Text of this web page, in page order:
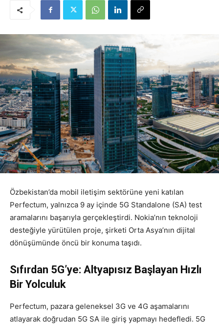
Özbekistan’da mobil iletişim sektörüne yeni katılan
Perfectum, yalnızca 9 ay içinde 5G Standalone (SA) test
aramalarını başarıyla gerçekleştirdi. Nokia’nın teknoloji
desteğiyle yürütülen proje, şirketi Orta Asya’nın dijital
dönüşümünde öncü bir konuma taşıdı.
Sıfırdan 5G’ye: Altyapısız Başlayan Hızlı
Bir Yolculuk
Perfectum, pazara geleneksel 3G ve 4G aşamalarını
atlayarak doğrudan 5G SA ile giriş yapmayı hedefledi. 5G